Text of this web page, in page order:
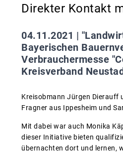
Direkter Kontakt
04.11.2021 |
Bayerischen
Verbrauchermesse
Kreisverband
Kreisobmann Jürgen Dierauff
Fragner aus Ippesheim und
Mit dabei war auch Monika
dieser Initiative bieten
übernachten dort und lernen,